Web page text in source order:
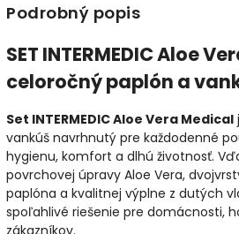
Podrobný popis
SET INTERMEDIC Aloe
celoročný paplón a
Set INTERMEDIC Aloe Vera Medical
vankúš navrhnutý pre každodenné
hygienu, komfort a dlhú životnosť.
povrchovej úpravy Aloe Vera,
paplóna a kvalitnej výplne z dutých
spoľahlivé riešenie pre domácnosti,